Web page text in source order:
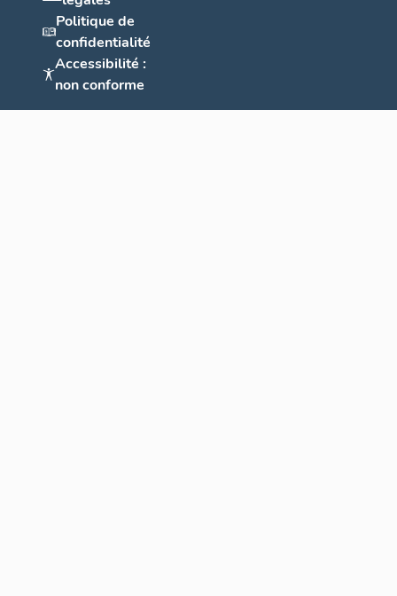
Politique de
confidentialité
Accessibilité :
non conforme